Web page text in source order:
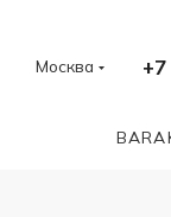
Москва